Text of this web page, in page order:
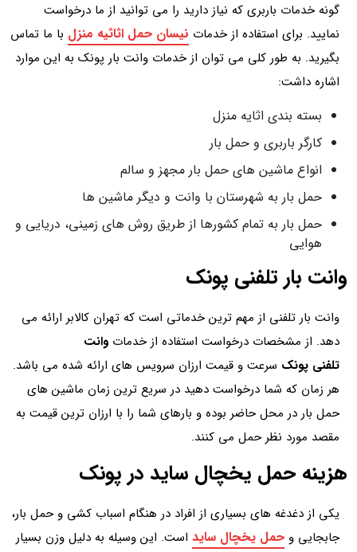
گونه خدمات باربری که نیاز دارید را می توانید از ما درخواست
نمایید. برای استفاده از خدمات نیسان حمل اثاثیه منزل با ما تماس
بگیرید. به طور کلی می توان از خدمات وانت بار پونک به این موارد
اشاره داشت:
بسته بندی اثایه منزل
کارگر باربری و حمل بار
انواع ماشین های حمل بار مجهز و سالم
حمل بار به شهرستان با وانت و دیگر ماشین ها
حمل بار به تمام کشورها از طریق روش های زمینی، دریایی و
هوایی
وانت بار تلفنی پونک
وانت بار تلفنی از مهم ترین خدماتی است که تهران کالابر ارائه می
دهد. از مشخصات درخواست استفاده از خدمات وانت
تلفنی پونک سرعت و قیمت ارزان سرویس های ارائه شده می باشد.
هر زمان که شما درخواست دهید در سریع ترین زمان ماشین های
حمل بار در محل حاضر بوده و بارهای شما را با ارزان ترین قیمت به
مقصد مورد نظر حمل می کنند.
هزینه حمل یخچال ساید در پونک
یکی از دغدغه های بسیاری از افراد در هنگام اسباب کشی و حمل بار،
جابجایی و حمل یخچال ساید است. این وسیله به دلیل وزن بسیار